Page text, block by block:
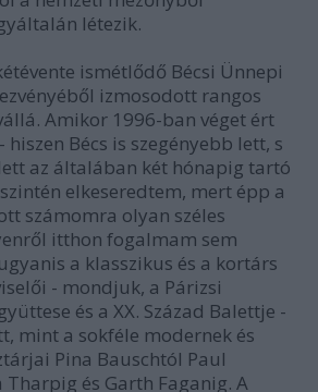
létezik.
ismétlődő Bécsi Ünnepi
izmosodott rangos
Amikor 1996-ban véget ért
hiszen Bécs is szegényebb lett, s
az általában két hónapig tartó
elkeseredtem, mert épp a
számomra olyan széles
itthon fogalmam sem
a klasszikus és a kortárs
- mondjuk, a Párizsi
és a XX. Század Balettje -
mint a sokféle modernek és
Pina Bauschtól Paul
és Garth Faganig. A